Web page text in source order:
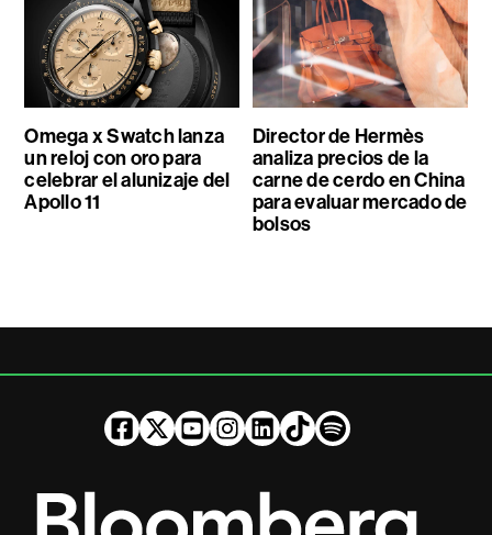
Omega x Swatch lanza
un reloj con oro para
celebrar el alunizaje del
Apollo 11
Director de Hermès
analiza precios de la
carne de cerdo en China
para evaluar mercado de
bolsos